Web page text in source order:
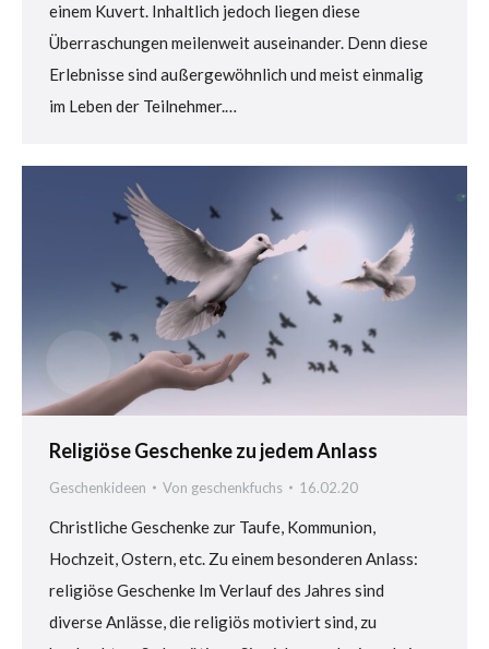
einem Kuvert. Inhaltlich jedoch liegen diese
Überraschungen meilenweit auseinander. Denn diese
Erlebnisse sind außergewöhnlich und meist einmalig
im Leben der Teilnehmer.…
Religiöse Geschenke zu jedem Anlass
Geschenkideen Von geschenkfuchs 16.02.20
Christliche Geschenke zur Taufe, Kommunion,
Hochzeit, Ostern, etc. Zu einem besonderen Anlass:
religiöse Geschenke Im Verlauf des Jahres sind
diverse Anlässe, die religiös motiviert sind, zu